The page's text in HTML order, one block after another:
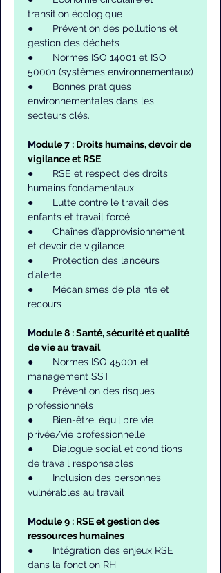
transition écologique
●       Prévention des pollutions et
gestion des déchets
●       Normes ISO 14001 et ISO
50001 (systèmes environnementaux)
●       Bonnes pratiques
environnementales dans les
secteurs clés.
Module 7 : Droits humains, devoir de
vigilance et RSE
●       RSE et respect des droits
humains fondamentaux
●       Lutte contre le travail des
enfants et travail forcé
●       Chaînes d’approvisionnement
et devoir de vigilance
●       Protection des lanceurs
d’alerte
●       Mécanismes de plainte et
recours
Module 8 : Santé, sécurité et qualité
de vie au travail
●       Normes ISO 45001 et
management SST
●       Prévention des risques
professionnels
●       Bien-être, équilibre vie
privée/vie professionnelle
●       Dialogue social et conditions
de travail responsables
●       Inclusion des personnes
vulnérables au travail
Module 9 : RSE et gestion des
ressources humaines
●       Intégration des enjeux RSE
dans la fonction RH